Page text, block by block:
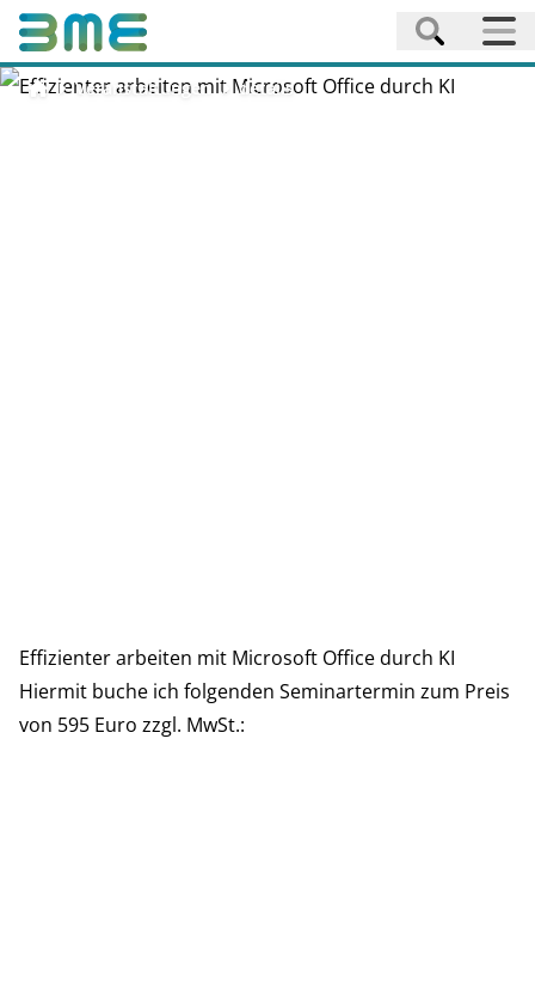
Veranstaltungen details
Microsoft Office durch KI
Effizienter arbeiten mit Microsoft Office durch KI
Hiermit buche ich folgenden Seminartermin zum Preis
von 595 Euro zzgl. MwSt.: